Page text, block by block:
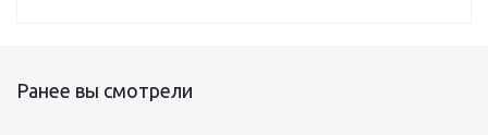
Ранее вы смотрели